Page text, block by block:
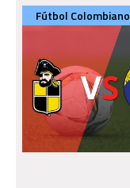
Fútbol Colombiano